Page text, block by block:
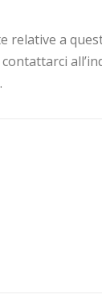
relative a
.